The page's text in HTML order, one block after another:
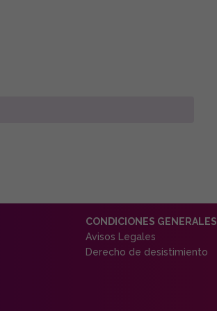
CONDICIONES GENERALES
Avisos Legales
Derecho de desistimiento